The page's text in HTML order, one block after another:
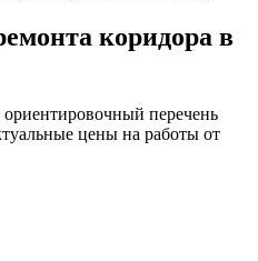
коридора в
перечень
цены на работы от